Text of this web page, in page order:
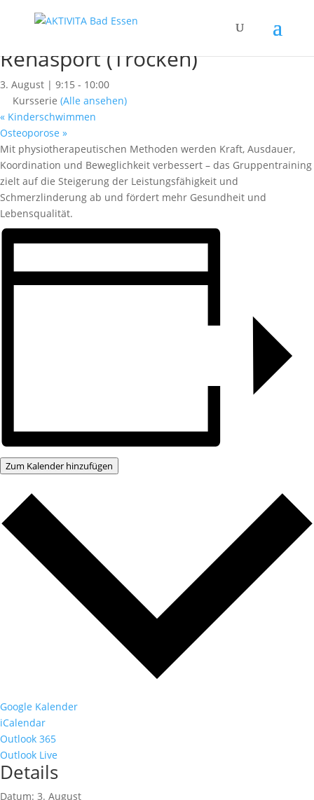
« Alle Kurse
Rehasport (Trocken)
3. August | 9:15 - 10:00
Kursserie (Alle ansehen)
« Kinderschwimmen
Osteoporose »
Mit physiotherapeutischen Methoden werden Kraft, Ausdauer,
Koordination und Beweglichkeit verbessert – das Gruppentraining
zielt auf die Steigerung der Leistungsfähigkeit und
Schmerzlinderung ab und fördert mehr Gesundheit und
Lebensqualität.
Zum Kalender hinzufügen
Google Kalender
iCalendar
Outlook 365
Outlook Live
Details
Datum: 3. August